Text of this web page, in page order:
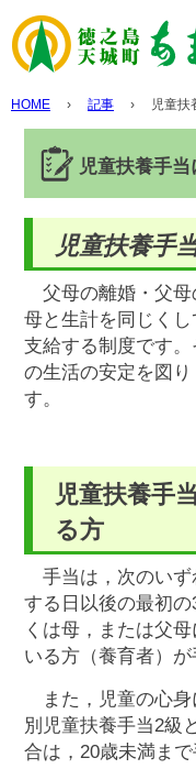
HOME › 記事 › 児童扶
児童扶養手当
児童扶養手
父母の離婚・父母
母と生計を同じく
支給する制度です
の生活の安定を図
す。
児童扶養手
る方
手当は，次のいず
する日以後の最初
くは母，または父
いる方（養育者）が
また，児童の心身
別児童扶養手当2級
合は，20歳未満まで